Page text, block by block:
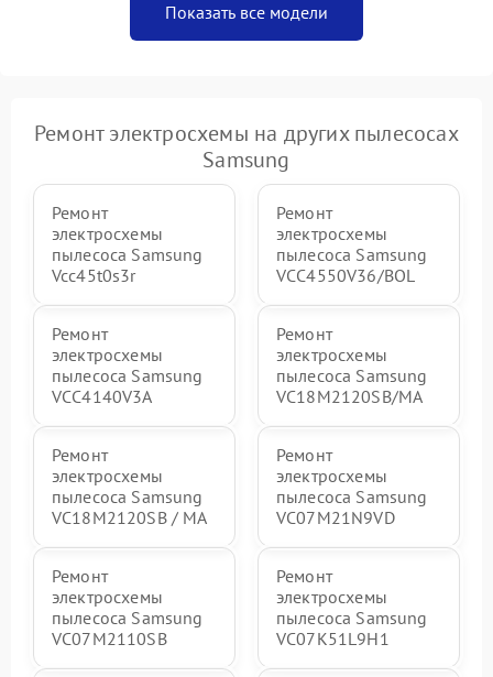
Показать все модели
Ремонт электросхемы на других пылесосах
Samsung
Ремонт
электросхемы
пылесоса Samsung
Vcc45t0s3r
Ремонт
электросхемы
пылесоса Samsung
VCC4550V36/BOL
Ремонт
электросхемы
пылесоса Samsung
VCC4140V3A
Ремонт
электросхемы
пылесоса Samsung
VC18M2120SB/MA
Ремонт
электросхемы
пылесоса Samsung
VC18M2120SB / MA
Ремонт
электросхемы
пылесоса Samsung
VC07M21N9VD
Ремонт
электросхемы
пылесоса Samsung
VC07M2110SB
Ремонт
электросхемы
пылесоса Samsung
VC07K51L9H1